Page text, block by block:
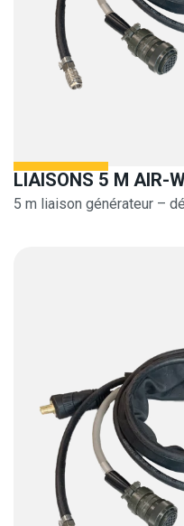
LIAISONS 5 M AIR-
5 m liaison générateur –